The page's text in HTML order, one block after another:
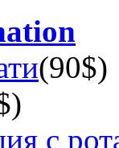
(90$)
с